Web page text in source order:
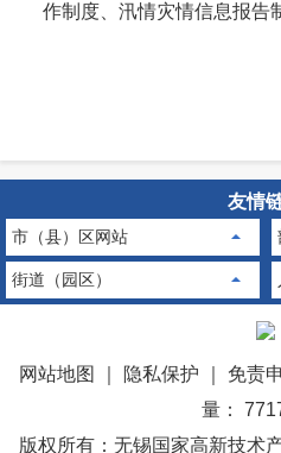
作制度、汛情灾情信息报告
友情
市（县）区网站
街道（园区）
网站地图 隐私保护 免责
量：
版权所有：无锡国家高新技术